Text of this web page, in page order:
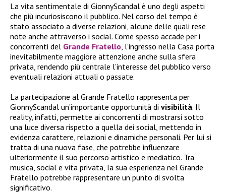
La vita sentimentale di GionnyScandal è uno degli aspetti
che più incuriosiscono il pubblico. Nel corso del tempo è
stato associato a diverse relazioni, alcune delle quali rese
note anche attraverso i social. Come spesso accade per i
concorrenti del Grande Fratello , l’ingresso nella Casa porta
inevitabilmente maggiore attenzione anche sulla sfera
privata, rendendo più centrale l’interesse del pubblico verso
eventuali relazioni attuali o passate.
La partecipazione al Grande Fratello rappresenta per
GionnyScandal un’importante opportunità di visibilità. Il
reality, infatti, permette ai concorrenti di mostrarsi sotto
una luce diversa rispetto a quella dei social, mettendo in
evidenza carattere, relazioni e dinamiche personali. Per lui si
tratta di una nuova fase, che potrebbe influenzare
ulteriormente il suo percorso artistico e mediatico. Tra
musica, social e vita privata, la sua esperienza nel Grande
Fratello potrebbe rappresentare un punto di svolta
significativo.